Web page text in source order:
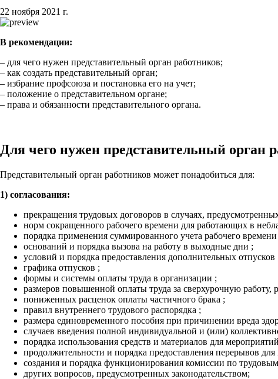
22 ноября 2021 г.
В рекомендации:
– для чего нужен представительный орган работников;
– как создать представительный орган;
– избрание профсоюза и постановка его на учет;
– положение о представительном органе;
– права и обязанности представительного органа.
Для чего нужен представительный орган
Представительный орган работников может понадобиться для:
1) согласования:
прекращения трудовых договоров в случаях,
норм сокращенного рабочего времени для работающих в
порядка применения суммированного учета рабочего времени
оснований и порядка вызова на работу в выходные дни ;
условий и порядка предоставления дополнительных отпусков
графика отпусков ;
формы и системы оплаты труда в организации ;
размеров повышенной оплаты труда за сверхурочную
пониженных расценок оплаты частичного брака ;
правил внутреннего трудового распорядка ;
размера единовременного пособия при причинении вреда
случаев введения полной индивидуальной и (или)
порядка использования средств и материалов для
продолжительности и порядка предоставления перерывов для
создания и порядка функционирования комиссии по
других вопросов, предусмотренных законодательством;